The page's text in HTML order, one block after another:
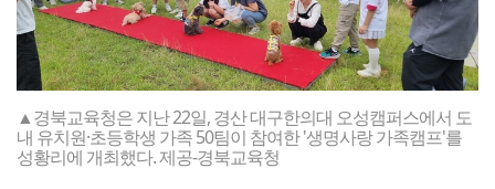
▲경북교육청은 지난 22일, 경산 대구한의대 오성캠퍼스에서 도
내 유치원·초등학생 가족 50팀이 참여한 '생명사랑 가족캠프'를
성황리에 개최했다. 제공-경북교육청